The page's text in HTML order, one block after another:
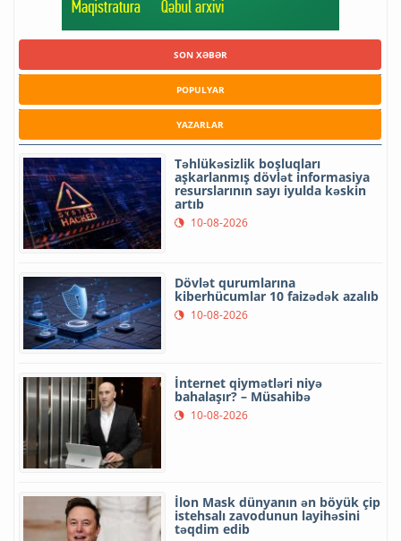
SON XƏBƏR
POPULYAR
YAZARLAR
Təhlükəsizlik boşluqları
aşkarlanmış dövlət informasiya
resurslarının sayı iyulda kəskin
artıb
10-08-2026
Dövlət qurumlarına
kiberhücumlar 10 faizədək azalıb
10-08-2026
İnternet qiymətləri niyə
bahalaşır? – Müsahibə
10-08-2026
İlon Mask dünyanın ən böyük çip
istehsalı zavodunun layihəsini
təqdim edib